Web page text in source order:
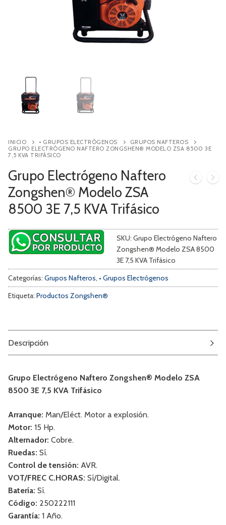
Contacto
INICIO • GRUPOS ELECTRÓGENOS
GRUPOS NAFTEROS
GRUPO ELECTRÓGENO NAFTERO ZONGSHEN® MODELO ZSA 8500 3E
7,5 KVA TRIFÁSICO
Grupo Electrógeno Naftero
Zongshen® Modelo ZSA
8500 3E 7,5 KVA Trifásico
SKU: Grupo Electrógeno Naftero
Zongshen® Modelo ZSA 8500
3E 7,5 KVA Trifásico
Categorías: Grupos Nafteros, • Grupos Electrógenos
Etiqueta: Productos Zongshen®
Descripción
Grupo Electrógeno Naftero Zongshen® Modelo ZSA
8500 3E 7,5 KVA Trifásico
Arranque: Man/Eléct. Motor a explosión.
Motor: 15 Hp.
Alternador: Cobre.
Ruedas: Sí.
Control de tensión: AVR.
VOT/FREC C.HORAS: Sí/Digital.
Batería: Sí.
Código: 250222111
Garantía: 1 Año.